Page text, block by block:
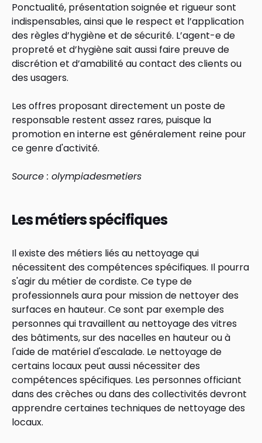
Ponctualité, présentation soignée et rigueur sont
indispensables, ainsi que le respect et l’application
des règles d’hygiène et de sécurité. L’agent-e de
propreté et d’hygiène sait aussi faire preuve de
discrétion et d’amabilité au contact des clients ou
des usagers.
Les offres proposant directement un poste de
responsable restent assez rares, puisque la
promotion en interne est généralement reine pour
ce genre d'activité.
Source : olympiadesmetiers
Les métiers spécifiques
Il existe des métiers liés au nettoyage qui
nécessitent des compétences spécifiques. Il pourra
s'agir du métier de cordiste. Ce type de
professionnels aura pour mission de nettoyer des
surfaces en hauteur. Ce sont par exemple des
personnes qui travaillent au nettoyage des vitres
des bâtiments, sur des nacelles en hauteur ou à
l'aide de matériel d'escalade. Le nettoyage de
certains locaux peut aussi nécessiter des
compétences spécifiques. Les personnes officiant
dans des crèches ou dans des collectivités devront
apprendre certaines techniques de nettoyage des
locaux.